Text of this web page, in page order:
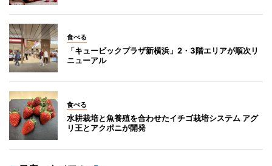
食べる
「キュービックプラザ新横浜」2・3階エリアが順次リ
ニューアル
食べる
水耕栽培と魚養殖を合わせたイチゴ栽培システム アグ
リ王とアクポニが開発